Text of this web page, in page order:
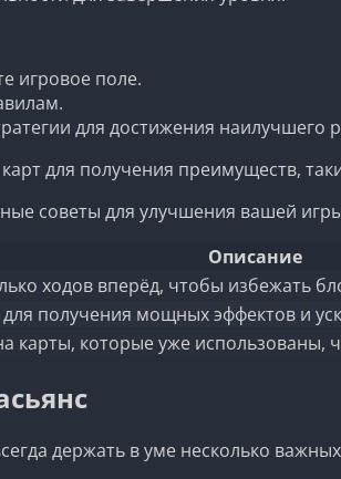
игровое поле.
для достижения наилучшего
для получения преимуществ,
советы для улучшения вашей
Описание
ходов вперёд, чтобы избежать
получения мощных эффектов и
карты, которые уже использованы,
держать в уме несколько